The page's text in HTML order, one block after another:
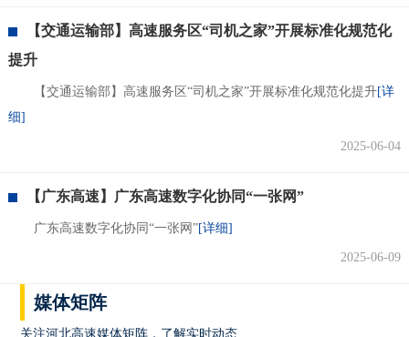
【交通运输部】高速服务区“司机之家”开展标准化规范化
提升
【交通运输部】高速服务区“司机之家”开展标准化规范化提升[详
细]
2025-06-04
【广东高速】广东高速数字化协同“一张网”
广东高速数字化协同“一张网”[详细]
2025-06-09
媒体矩阵
关注河北高速媒体矩阵，了解实时动态